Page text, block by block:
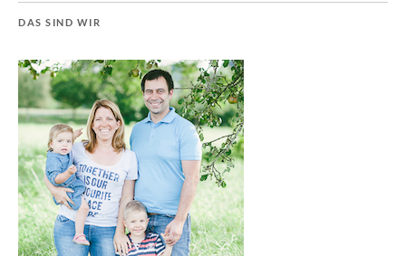
DAS SIND WIR